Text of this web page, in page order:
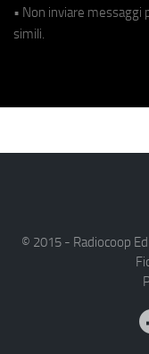
• Non inviare messaggi
simili.
© 2015 - Radiocoop